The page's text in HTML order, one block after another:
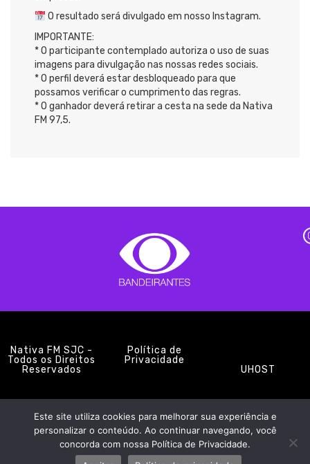
O resultado será divulgado em nosso Instagram.
IMPORTANTE:
* O participante contemplado autoriza o uso de suas
imagens para divulgação nas nossas redes sociais.
* O perfil deverá estar desbloqueado para que
possamos verificar o cumprimento das regras.
* O ganhador deverá retirar a cesta na sede da Nativa
FM 97,5.
Nativa FM SJC -
Todos os Direitos
Reservados
Política de
Privacidade
UHOST
PROMOÇÕES EQUIPE NOTÍCIAS CONTATO
Este site utiliza cookies para melhorar sua experiência e
personalizar o conteúdo. Ao continuar navegando, você
concorda com nossa Política de Privacidade.